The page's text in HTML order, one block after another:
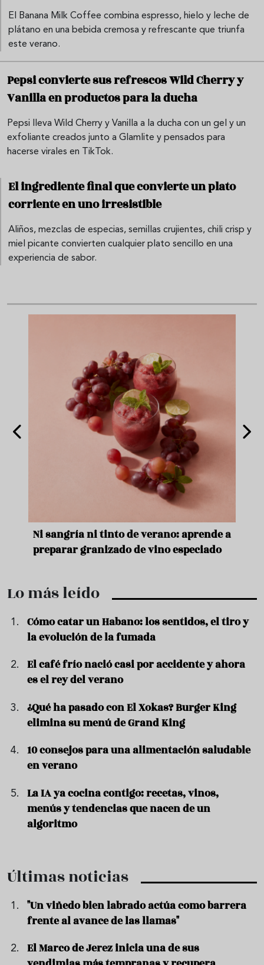
El Banana Milk Coffee combina espresso, hielo y leche de
plátano en una bebida cremosa y refrescante que triunfa
este verano.
Pepsi convierte sus refrescos Wild Cherry y
Vanilla en productos para la ducha
Pepsi lleva Wild Cherry y Vanilla a la ducha con un gel y un
exfoliante creados junto a Glamlite y pensados para
hacerse virales en TikTok.
El ingrediente final que convierte un plato
corriente en uno irresistible
Aliños, mezclas de especias, semillas crujientes, chili crisp y
miel picante convierten cualquier plato sencillo en una
experiencia de sabor.
Ni sangría ni tinto de verano: aprende a
preparar granizado de vino especiado
Lo más leído
Cómo catar un Habano: los sentidos, el tiro y
la evolución de la fumada
El café frío nació casi por accidente y ahora
es el rey del verano
¿Qué ha pasado con El Xokas? Burger King
elimina su menú de Grand King
10 consejos para una alimentación saludable
en verano
La IA ya cocina contigo: recetas, vinos,
menús y tendencias que nacen de un
algoritmo
Últimas noticias
"Un viñedo bien labrado actúa como barrera
frente al avance de las llamas"
El Marco de Jerez inicia una de sus